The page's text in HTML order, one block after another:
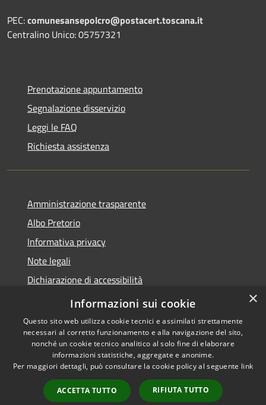
PEC:comunesansepolcro@postacert.toscana.it
Centralino Unico: 05757321
Prenotazione appuntamento
Segnalazione disservizio
Leggi le FAQ
Richiesta assistenza
Amministrazione trasparente
Albo Pretorio
Informativa privacy
Note legali
Dichiarazione di accessibilità
Piano di miglioramento dei servizi
Accessibilità
Copyright © 2026 • Comune di
Sansepolcro • Powered by
Municipium•
Accesso
redazione
×
Informazioni sui cookie
Questo sito web utilizza cookie tecnici e assimilati strettamente
necessari al corretto funzionamento e alla navigazione del sito,
nonché un cookie tecnico analitico al solo fine di elaborare
informazioni statistiche, aggregate e anonime.
Per maggiori dettagli, può consultare la cookie policy al seguente link
ACCETTA TUTTO RIFIUTA TUTTO